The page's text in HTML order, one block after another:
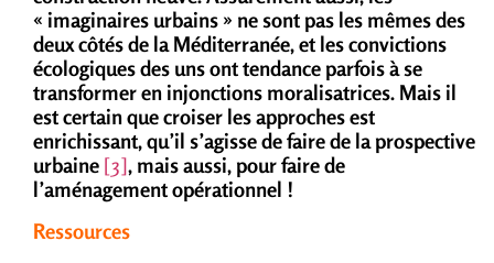
« imaginaires urbains » ne sont pas les mêmes des
deux côtés de la Méditerranée, et les convictions
écologiques des uns ont tendance parfois à se
transformer en injonctions moralisatrices. Mais il
est certain que croiser les approches est
enrichissant, qu’il s’agisse de faire de la prospective
urbaine [3], mais aussi, pour faire de
l’aménagement opérationnel !
Ressources